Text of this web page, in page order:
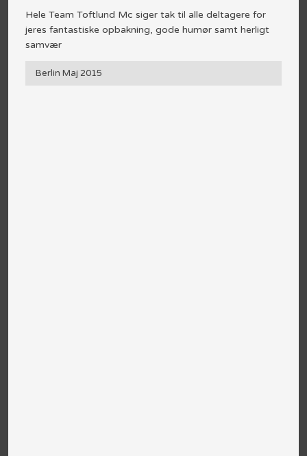
Hele Team Toftlund Mc siger tak til alle deltagere for
jeres fantastiske opbakning, gode humør samt herligt
samvær
Berlin Maj 2015